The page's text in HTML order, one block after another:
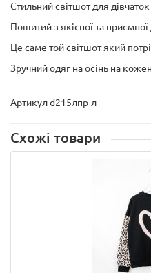
Стильний світшот для
Пошитий з якісної та
Це саме той світшот який
Зручний одяг на осінь на
Артикул d215лпр-л
Схожі товари